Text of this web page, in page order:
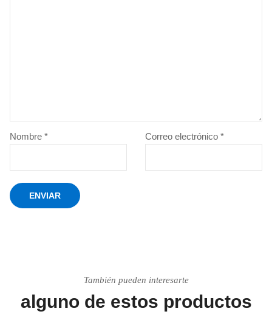
Nombre * Correo electrónico *
También pueden interesarte
alguno de estos productos